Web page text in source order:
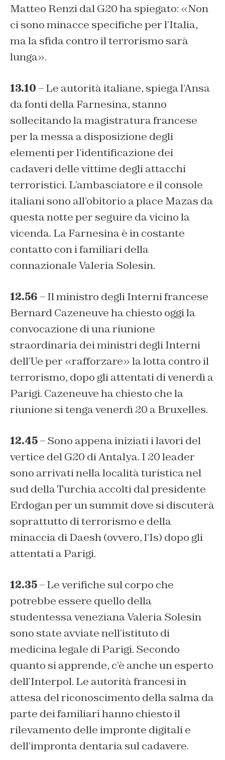
Matteo Renzi dal G20 ha spiegato: «Non
ci sono minacce specifiche per l’Italia,
ma la sfida contro il terrorismo sarà
lunga».
13.10– Le autorità italiane, spiega l’Ansa
da fonti della Farnesina, stanno
sollecitando la magistratura francese
per la messa a disposizione degli
elementi per l’identificazione dei
cadaveri delle vittime degli attacchi
terroristici. L’ambasciatore e il console
italiani sono all’obitorio a place Mazas da
questa notte per seguire da vicino la
vicenda. La Farnesina è in costante
contatto con i familiari della
connazionale Valeria Solesin.
12.56– Il ministro degli Interni francese
Bernard Cazeneuve ha chiesto oggi la
convocazione di una riunione
straordinaria dei ministri degli Interni
dell’Ue per «rafforzare» la lotta contro il
terrorismo, dopo gli attentati di venerdì a
Parigi. Cazeneuve ha chiesto che la
riunione si tenga venerdì 20 a Bruxelles.
12.45– Sono appena iniziati i lavori del
vertice del G20 di Antalya. I 20 leader
sono arrivati nella località turistica nel
sud della Turchia accolti dal presidente
Erdogan per un summit dove si discuterà
soprattutto di terrorismo e della
minaccia di Daesh (ovvero, l’Is) dopo gli
attentati a Parigi.
12.35– Le verifiche sul corpo che
potrebbe essere quello della
studentessa veneziana Valeria Solesin
sono state avviate nell’istituto di
medicina legale di Parigi. Secondo
quanto si apprende, c’è anche un esperto
dell’Interpol. Le autorità francesi in
attesa del riconoscimento della salma da
parte dei familiari hanno chiesto il
rilevamento delle impronte digitali e
dell’impronta dentaria sul cadavere.